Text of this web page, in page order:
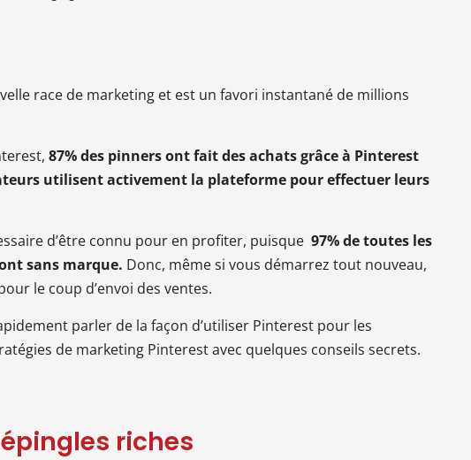
race de marketing et est un favori instantané de millions
87% des pinners ont fait des achats grâce à Pinterest
utilisent activement la plateforme pour effectuer leurs
d’être connu pour en profiter, puisque 97% de toutes les
sans marque. Donc, même si vous démarrez tout nouveau,
le coup d’envoi des ventes.
parler de la façon d’utiliser Pinterest pour les
de marketing Pinterest avec quelques conseils secrets.
épingles riches